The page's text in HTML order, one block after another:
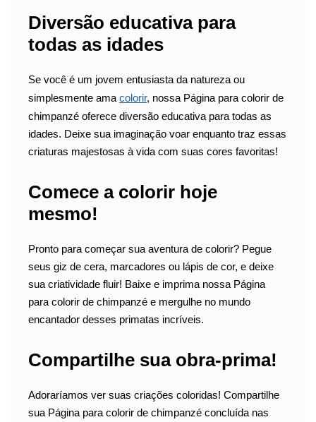
Diversão educativa para
todas as idades
Se você é um jovem entusiasta da natureza ou
simplesmente ama colorir, nossa Página para colorir de
chimpanzé oferece diversão educativa para todas as
idades. Deixe sua imaginação voar enquanto traz essas
criaturas majestosas à vida com suas cores favoritas!
Comece a colorir hoje
mesmo!
Pronto para começar sua aventura de colorir? Pegue
seus giz de cera, marcadores ou lápis de cor, e deixe
sua criatividade fluir! Baixe e imprima nossa Página
para colorir de chimpanzé e mergulhe no mundo
encantador desses primatas incríveis.
Compartilhe sua obra-prima!
Adoraríamos ver suas criações coloridas! Compartilhe
sua Página para colorir de chimpanzé concluída nas